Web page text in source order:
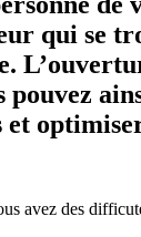
qui se
pouvez
et
avez des